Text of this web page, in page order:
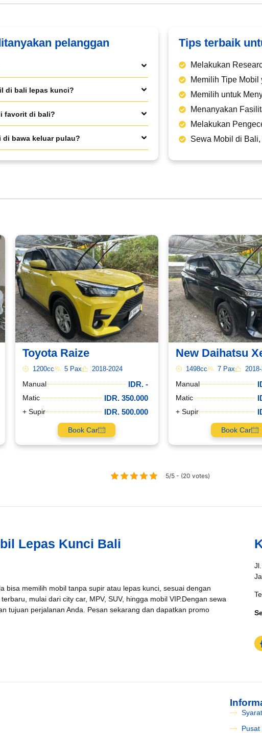
pelanggan
di bali lepas kunci?
favorit di bali?
di bawa keluar pulau?
Tips terbaik
Melakukan
Memilih Tipe Mobil
Memilih untuk
Menanyakan
Melakukan
Sewa Mobil di
Toyota Raize
1200cc 5 Pax 2018-2024
Manual IDR. -
Matic IDR. 350.000
+ Supir IDR. 500.000
Book Car
New Daihatsu
1498cc 7 Pax
Manual
Matic
+ Supir
Book Car
5/5 - (20 votes)
Lepas Kunci Bali
bisa memilih mobil tanpa supir atau lepas kunci, sesuai dengan
mulai dari city car, MPV, SUV, hingga mobil VIP.Dengan sewa
tujuan perjalanan Anda. Pesan sekarang dan dapatkan promo
Pusat